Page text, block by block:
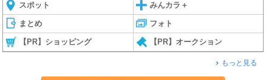
スポット みんカラ＋
まとめ フォト
【PR】ショッピング 【PR】オークション
もっと見る